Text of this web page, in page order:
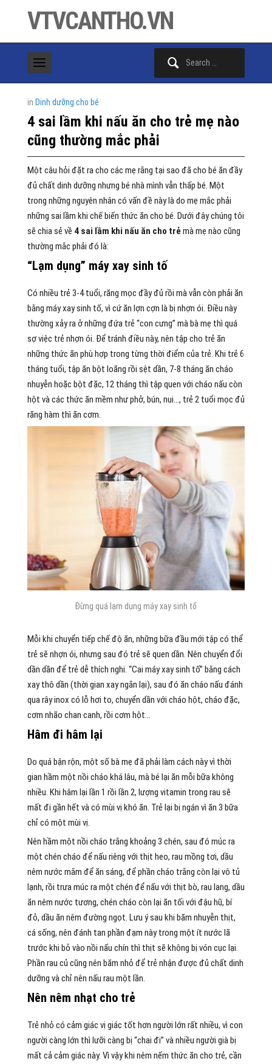
VTVCANTHO.VN
in Dinh dưỡng cho bé
4 sai lầm khi nấu ăn cho trẻ mẹ nào
cũng thường mắc phải
Một câu hỏi đặt ra cho các mẹ rằng tại sao đã cho bé ăn đầy
đủ chất dinh dưỡng nhưng bé nhà mình vẫn thấp bé. Một
trong những nguyên nhân có vấn đề này là do mẹ mắc phải
những sai lầm khi chế biến thức ăn cho bé. Dưới đây chúng tôi
sẽ chia sẻ về 4 sai lầm khi nấu ăn cho trẻ mà mẹ nào cũng
thường mắc phải đó là:
“Lạm dụng” máy xay sinh tố
Có nhiều trẻ 3-4 tuổi, răng mọc đầy đủ rồi mà vẫn còn phải ăn
bằng máy xay sinh tố, vì cứ ăn lợn cợn là bị nhợn ói. Điều này
thường xảy ra ở những đứa trẻ “con cưng” mà bà mẹ thì quá
sợ việc trẻ nhợn ói. Để tránh điều này, nên tập cho trẻ ăn
những thức ăn phù hợp trong từng thời điểm của trẻ. Khi trẻ 6
tháng tuổi, tập ăn bột loãng rồi sệt dần, 7-8 tháng ăn cháo
nhuyễn hoặc bột đặc, 12 tháng thì tập quen với cháo nấu còn
hột và các thức ăn mềm như phở, bún, nui…, trẻ 2 tuổi mọc đủ
răng hàm thì ăn cơm.
Đừng quá lạm dụng máy xay sinh tố
Mỗi khi chuyển tiếp chế độ ăn, những bữa đầu mới tập có thể
trẻ sẽ nhợn ói, nhưng sau đó trẻ sẽ quen dần. Nên chuyển đổi
dần dần để trẻ dễ thích nghi. “Cai máy xay sinh tố” bằng cách
xay thô dần (thời gian xay ngắn lại), sau đó ăn cháo nấu đánh
qua rây inox có lỗ hơi to, chuyển dần với cháo hột, cháo đặc,
cơm nhão chan canh, rồi cơm hột…
Hâm đi hâm lại
Do quá bận rộn, một số bà mẹ đã phải làm cách này vì thời
gian hầm một nồi cháo khá lâu, mà bé lại ăn mỗi bữa không
nhiều. Khi hâm lại lần 1 rồi lần 2, lượng vitamin trong rau sẽ
mất đi gần hết và có mùi vị khó ăn. Trẻ lại bị ngán vì ăn 3 bữa
chỉ có một mùi vị.
Nên hầm một nồi cháo trắng khoảng 3 chén, sau đó múc ra
một chén cháo để nấu riêng với thịt heo, rau mồng tơi, dầu
nêm nước mắm để ăn sáng, để phần cháo trắng còn lại vô tủ
lạnh, rồi trưa múc ra một chén để nấu với thịt bò, rau lang, dầu
ăn nêm nước tương, chén cháo còn lại ăn tối với đậu hũ, bí
đỏ, dầu ăn nêm đường ngọt. Lưu ý sau khi băm nhuyễn thịt,
cá sống, nên đánh tan phần đạm này trong một ít nước lã
trước khi bỏ vào nồi nấu chín thì thịt sẽ không bị vón cục lại.
Phần rau củ cũng nên băm nhỏ để trẻ nhận được đủ chất dinh
dưỡng và chỉ nên nấu rau một lần.
Nên nêm nhạt cho trẻ
Trẻ nhỏ có cảm giác vị giác tốt hơn người lớn rất nhiều, vì con
người càng lớn thì lưỡi càng bị “chai đi” và nhiều người già bị
mất cả cảm giác này. Vì vậy khi nêm nếm thức ăn cho trẻ, cần